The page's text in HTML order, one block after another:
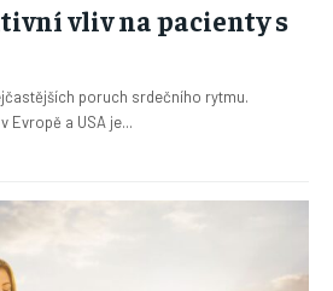
vliv na pacienty s
poruch srdečního rytmu.
Evropě a USA je...